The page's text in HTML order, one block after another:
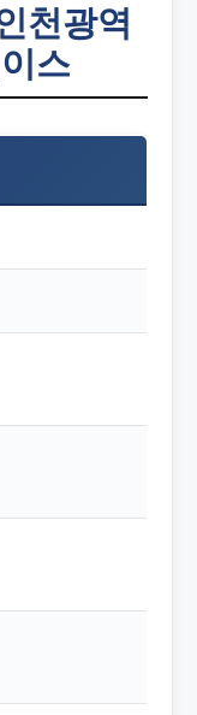
천광역
스